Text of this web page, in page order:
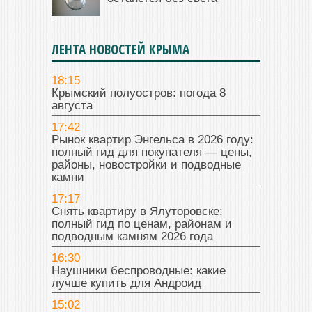
ЛЕНТА НОВОСТЕЙ КРЫМА
18:15
Крымский полуостров: погода 8
августа
17:42
Рынок квартир Энгельса в 2026 году:
полный гид для покупателя — цены,
районы, новостройки и подводные
камни
17:17
Снять квартиру в Ялуторовске:
полный гид по ценам, районам и
подводным камням 2026 года
16:30
Наушники беспроводные: какие
лучше купить для Андроид
15:02